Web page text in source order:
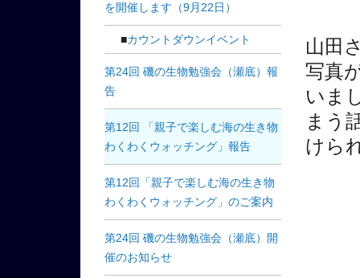
を開催します（9月22日）
カウントダウンイベント
第24回 磯の生物勉強会（瀬底）報
告
第12回 「親子で楽しむ海の生き物
わくわくウォッチング」報告
第12回「親子で楽しむ海の生き物
わくわくウォッチング」のご案内
第24回 磯の生物勉強会（瀬底）開
催のお知らせ
山田
写真
いま
まう
けら